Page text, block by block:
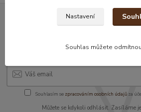
Nepropásněte
slevy!
Souhlasím se zpracováním osobních údajůza
Můžete se kdykoli odhlásit. Zasíláme
Nastavení
Souhlas můžete